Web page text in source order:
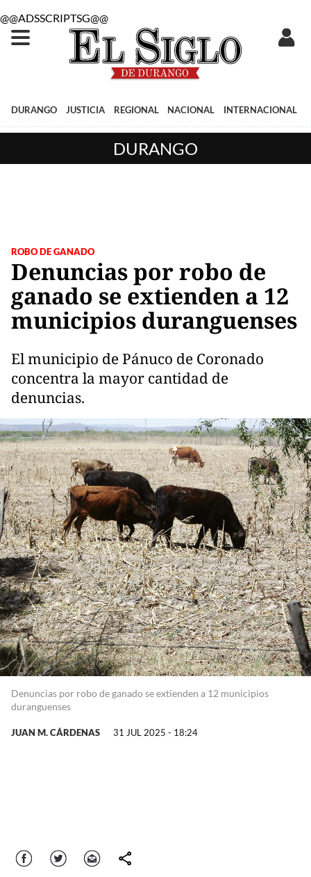
@@ADSSCRIPTSG@@
DURANGO JUSTICIA REGIONAL NACIONAL INTERNACIONAL
DURANGO
ROBO DE GANADO
Denuncias por robo de
ganado se extienden a 12
municipios duranguenses
El municipio de Pánuco de Coronado
concentra la mayor cantidad de
denuncias.
Denuncias por robo de ganado se extienden a 12 municipios
duranguenses
JUAN M. CÁRDENAS 31 JUL 2025 - 18:24
Facebook Twitter Correo comparte